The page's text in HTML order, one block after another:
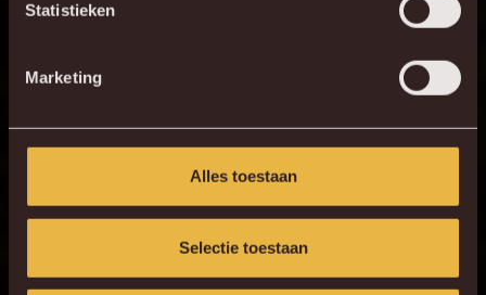
Statistieken
Marketing
Alles toestaan
Selectie toestaan